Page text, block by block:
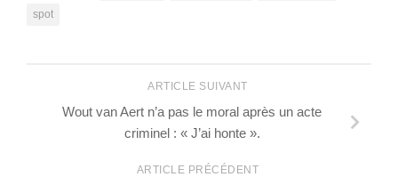
spot
ARTICLE SUIVANT
Wout van Aert n’a pas le moral après un acte
criminel : « J’ai honte ».
ARTICLE PRÉCÉDENT